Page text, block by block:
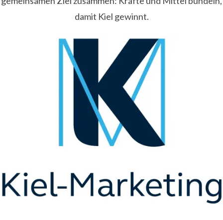
damit Kiel gewinnt.